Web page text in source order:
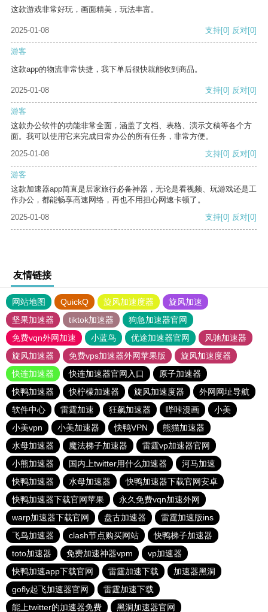
这款游戏非常好玩，画面精美，玩法丰富。
2025-01-08 支持[0] 反对[0]
游客
这款app的物流非常快捷，我下单后很快就能收到商品。
2025-01-08 支持[0] 反对[0]
游客
这款办公软件的功能非常全面，涵盖了文档、表格、演示文稿等各个方
面。我可以使用它来完成日常办公的所有任务，非常方便。
2025-01-08
支持[0] 反对[0]
游客
这款加速器app简直是居家旅行必备神器，无论是看视频、玩游戏还是工
作办公，都能畅享高速网络，再也不用担心网速卡顿了。
2025-01-08
支持[0] 反对[0]
友情链接
网站地图 QuickQ 旋风加速度器
旋风加速
坚果加速器
tiktok加速器
狗急加速器官网
免费vqn外网加速
小蓝鸟 优途加速器官网
风驰加速器
旋风加速器
免费vps加速器外网苹果版
旋风加速度器
快连加速器
快连加速器官网入口
原子加速器
快鸭加速器
快柠檬加速器 旋风加速度器
外网网址导航
软件中心
雷霆加速 狂飙加速器 哔咔漫画
小美
小美vpn
小美加速器 快鸭VPN
熊猫加速器
水母加速器
魔法梯子加速器
雷霆vp加速器官网
小熊加速器
国内上twitter用什么加速器
河马加速
快鸭加速器
水母加速器
快鸭加速器下载官网安卓
快鸭加速器下载官网苹果
永久免费vqn加速外网
warp加速器下载官网
盘古加速器
雷霆加速版ins
飞鸟加速器
clash节点购买网站
快鸭梯子加速器
toto加速器
免费加速神器vpm
vp加速器
快鸭加速app下载官网
雷霆加速下载
加速器黑洞
gofly起飞加速器官网
雷霆加速下载
能上twitter的加速器免费
黑洞加速器官网